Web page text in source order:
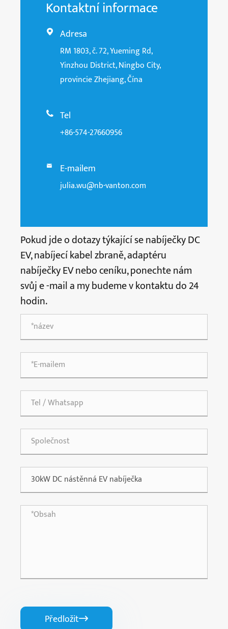
Kontaktní informace
 Adresa
RM 1803, č. 72, Yueming Rd,
Yinzhou District, Ningbo City,
provincie Zhejiang, Čína
 Tel
+86-574-27660956
 E-mailem
julia.wu@nb-vanton.com
Pokud jde o dotazy týkající se nabíječky DC
EV, nabíjecí kabel zbraně, adaptéru
nabíječky EV nebo ceníku, ponechte nám
svůj e -mail a my budeme v kontaktu do 24
hodin.
Předložit